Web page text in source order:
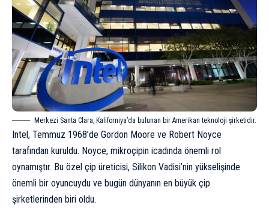
Merkezi Santa Clara, Kaliforniya’da bulunan bir Amerikan teknoloji şirketidir.
Intel, Temmuz 1968’de Gordon Moore ve Robert Noyce
tarafından kuruldu. Noyce, mikroçipin icadında önemli rol
oynamıştır. Bu özel çip üreticisi, Silikon Vadisi’nin yükselişinde
önemli bir oyuncuydu ve bugün dünyanın en büyük çip
şirketlerinden biri oldu.